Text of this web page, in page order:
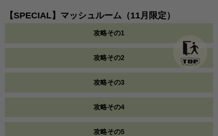
【SPECIAL】マッシュルーム（11月限定）
攻略その1
攻略その2
攻略その3
攻略その4
攻略その5